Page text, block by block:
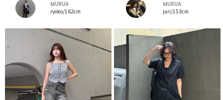
MURUA
ryoko/162cm
MURUA
juri/153cm